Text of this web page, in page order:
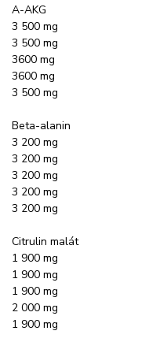
A-AKG
3 500 mg
3 500 mg
3600 mg
3600 mg
3 500 mg
Beta-alanin
3 200 mg
3 200 mg
3 200 mg
3 200 mg
3 200 mg
Citrulin malát
1 900 mg
1 900 mg
1 900 mg
2 000 mg
1 900 mg